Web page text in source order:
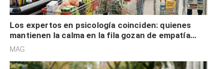
Los expertos en psicología coinciden: quienes
mantienen la calma en la fila gozan de empatía
cognitiva, gratitud y no solo tienen autocontrol
MAG.